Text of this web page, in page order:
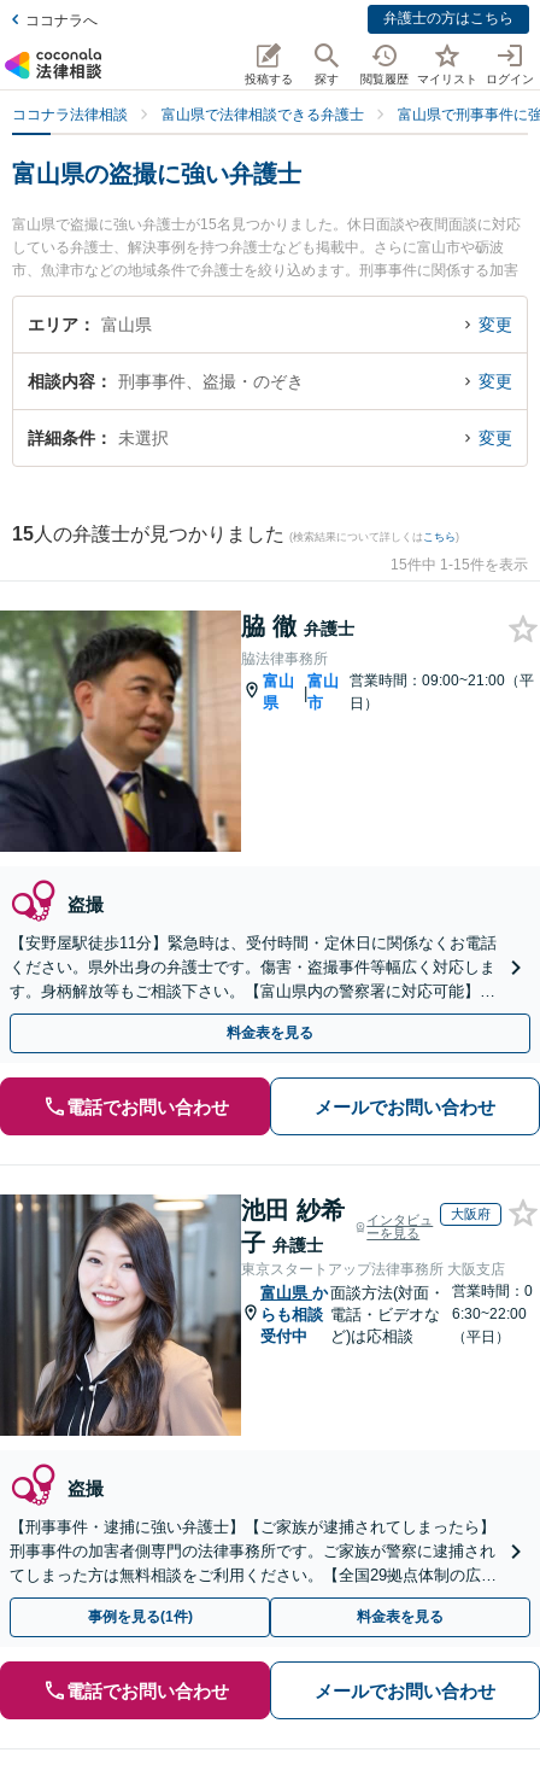
ココナラへ 弁護士の方はこちら
投稿する 探す 閲覧履歴 マイリスト ログイン
ココナラ法律相談 富山県で法律相談できる弁護士 富山県で刑事事件に
富山県の盗撮に強い弁護士
富山県で盗撮に強い弁護士が15名見つかりました。休日面談や夜間面談に対応
している弁護士、解決事例を持つ弁護士なども掲載中。さらに富山市や砺波
市、魚津市などの地域条件で弁護士を絞り込めます。刑事事件に関係する加害
者側や少年犯罪、再犯・前科あり等の細かな分野での絞り込み検索もでき便利
です。特に脇法律事務所の脇 徹弁護士や木下法律事務所の吉田 洋弁護士、江藤
弁護士に相談したい』『盗撮のトラブル解決の実績豊富な近くの弁護士を検索
したい』『初回相談無料で盗撮を法律相談できる富山県内の弁護士に相談予約
したい』などでお困りの相談者さんにおすすめです。
エリア 富山県 変更
相談内容 刑事事件、盗撮・のぞき 変更
詳細条件 未選択 変更
15 人の弁護士が見つかりました (検索結果について詳しくは こちら)
15件中 1-15件を表示
脇 徹 弁護士
脇法律事務所
富山
県
|
富山
市
営業時間：09:00~21:00（平
日）
盗撮
【安野屋駅徒歩11分】緊急時は、受付時間・定休日に関係なくお電話
ください。県外出身の弁護士です。傷害・盗撮事件等幅広く対応しま
す。身柄解放等もご相談下さい。【富山県内の警察署に対応可能】
【夜間・土日対応可】【電話相談可】【完全個室】
料金表を見る
電話でお問い合わせ メールでお問い合わせ
池田 紗希
子 弁護士
インタビュ
ーを見る
大阪府
東京スタートアップ法律事務所 大阪支店
富山県 か
らも相談
受付中
面談方法(対面・
電話・ビデオな
ど)は応相談
営業時間：0
6:30~22:00
（平日）
盗撮
【刑事事件・逮捕に強い弁護士】【ご家族が逮捕されてしまったら】
刑事事件の加害者側専門の法律事務所です。ご家族が警察に逮捕され
てしまった方は無料相談をご利用ください。【全国29拠点体制の広域
対応】【弁護士待機中/当日中の電話相談可(予約制)】
事例を見る(1件) 料金表を見る
電話でお問い合わせ メールでお問い合わせ